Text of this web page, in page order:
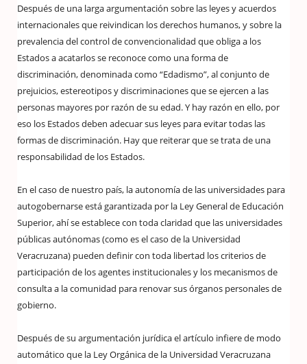
Después de una larga argumentación sobre las leyes y acuerdos
internacionales que reivindican los derechos humanos, y sobre la
prevalencia del control de convencionalidad que obliga a los
Estados a acatarlos se reconoce como una forma de
discriminación, denominada como “Edadismo”, al conjunto de
prejuicios, estereotipos y discriminaciones que se ejercen a las
personas mayores por razón de su edad. Y hay razón en ello, por
eso los Estados deben adecuar sus leyes para evitar todas las
formas de discriminación. Hay que reiterar que se trata de una
responsabilidad de los Estados.
En el caso de nuestro país, la autonomía de las universidades para
autogobernarse está garantizada por la Ley General de Educación
Superior, ahí se establece con toda claridad que las universidades
públicas autónomas (como es el caso de la Universidad
Veracruzana) pueden definir con toda libertad los criterios de
participación de los agentes institucionales y los mecanismos de
consulta a la comunidad para renovar sus órganos personales de
gobierno.
Después de su argumentación jurídica el artículo infiere de modo
automático que la Ley Orgánica de la Universidad Veracruzana